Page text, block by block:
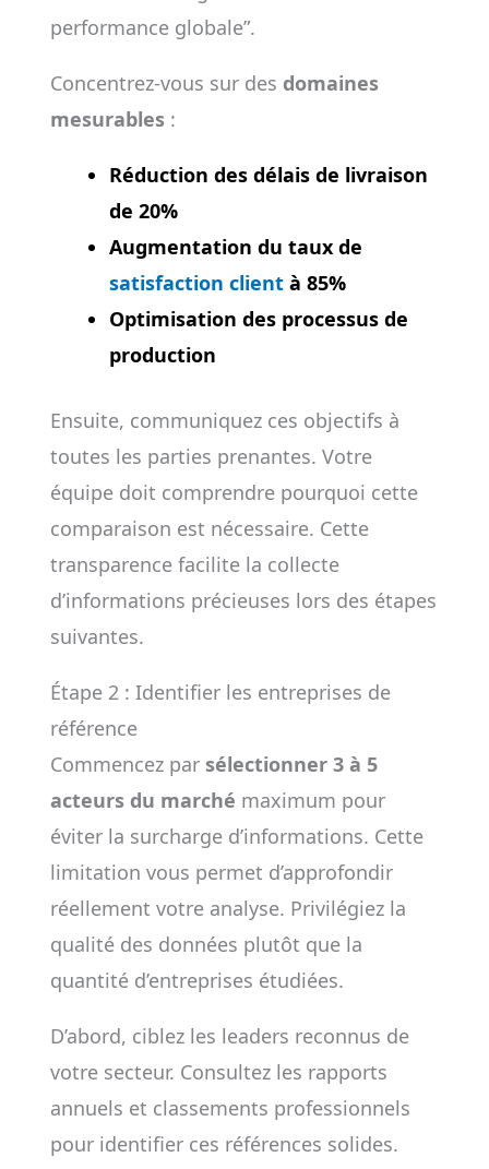
performance globale”.
Concentrez-vous sur des domaines
mesurables:
Réduction des délais de livraison
de 20%
Augmentation du taux de
satisfaction clientà 85%
Optimisation des processus de
production
Ensuite, communiquez ces objectifs à
toutes les parties prenantes. Votre
équipe doit comprendre pourquoi cette
comparaison est nécessaire. Cette
transparence facilite la collecte
d’informations précieuses lors des étapes
suivantes.
Étape 2 : Identifier les entreprises de
référence
Commencez par sélectionner 3 à 5
acteurs du marché maximum pour
éviter la surcharge d’informations. Cette
limitation vous permet d’approfondir
réellement votre analyse. Privilégiez la
qualité des données plutôt que la
quantité d’entreprises étudiées.
D’abord, ciblez les leaders reconnus de
votre secteur. Consultez les rapports
annuels et classements professionnels
pour identifier ces références solides.